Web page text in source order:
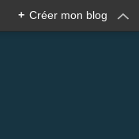
+ Créer mon blog